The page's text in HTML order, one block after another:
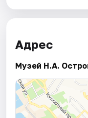
Адрес
Музей Н.А.